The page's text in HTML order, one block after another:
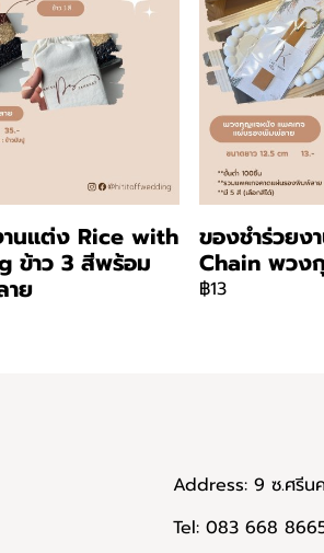
านแต่ง Rice with
ข้าว 3 สีพร้อม
าย
ของชำร่วยง
Chain พว
฿13
Address: 9 ซ.ศรีน
Tel: 083 668